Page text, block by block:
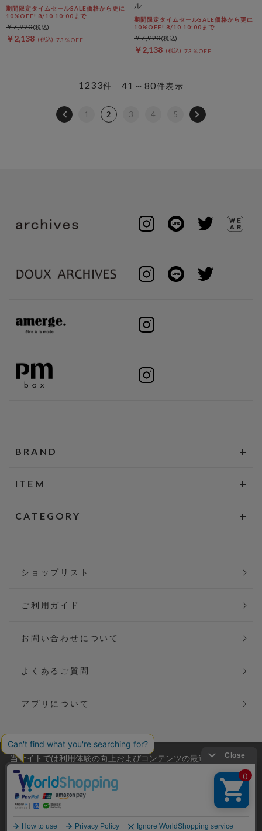
期間限定タイムセールSALE価格から更に
10%OFF! 8/10 10:00まで
￥2,138 73％OFF
￥7,920
ル
期間限定タイムセールSALE価格から更に
10%OFF! 8/10 10:00まで
￥2,138 73％OFF
￥7,920
41～80件表示
1233件
1 2 3 4 5
BRAND
ITEM
CATEGORY
ショップリスト
ご利用ガイド
お問い合わせについて
よくあるご質問
アプリについて
会社概要
ご利用規約
当サイトでは利用体験の向上およびコンテンツの最適な提供、ト
ラフィックの分析を目的としてCookieを使用しています。
サイトの閲覧を継続された場合、Cookieの利用に同意したことも
のといたします。
詳細については
をご確認ください。
承諾する